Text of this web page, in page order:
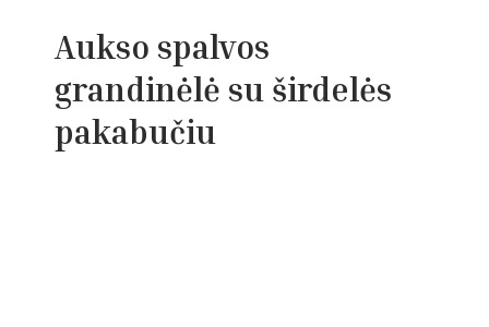
Aukso spalvos
grandinėlė su širdelės
pakabučiu